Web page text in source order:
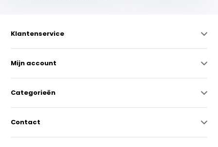
Klantenservice
Mijn account
Categorieën
Contact